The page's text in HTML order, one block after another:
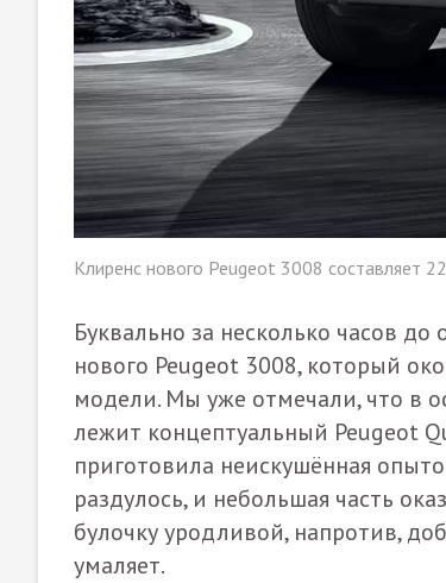
Клиренс нового Peugeot 3008 составляет
Буквально за несколько часов
нового Peugeot 3008, который
модели. Мы уже отмечали, что в
лежит концептуальный Peugeot
приготовила неискушённая
раздулось, и небольшая часть
булочку уродливой, напротив,
умаляет.